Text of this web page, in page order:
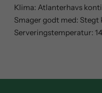
Klima: Atlanterhavs
Smager godt med: Stegt
Serveringstemperatur: